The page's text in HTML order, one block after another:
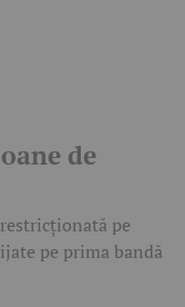
de
pe
pe prima bandă